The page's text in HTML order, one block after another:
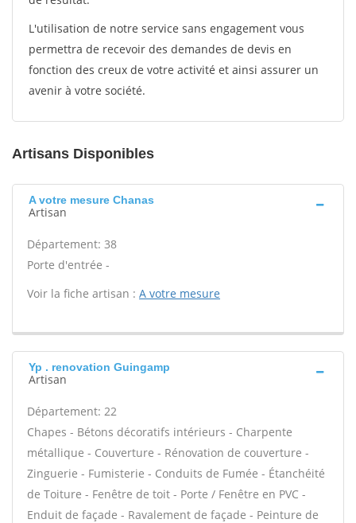
L'utilisation de notre service sans engagement vous
permettra de recevoir des demandes de devis en
fonction des creux de votre activité et ainsi assurer un
avenir à votre société.
Artisans Disponibles
A votre mesure Chanas
Artisan
Département: 38
Porte d'entrée -
Voir la fiche artisan : A votre mesure
Yp . renovation Guingamp
Artisan
Département: 22
Chapes - Bétons décoratifs intérieurs - Charpente
métallique - Couverture - Rénovation de couverture -
Zinguerie - Fumisterie - Conduits de Fumée - Étanchéité
de Toiture - Fenêtre de toit - Porte / Fenêtre en PVC -
Enduit de façade - Ravalement de façade - Peinture de